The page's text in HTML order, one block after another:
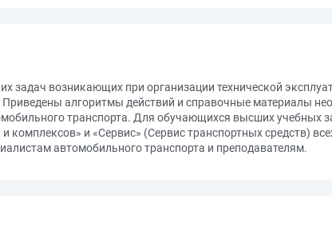
задач возникающих при организации технической
алгоритмы действий и справочные материалы
транспорта. Для обучающихся высших учебных
комплексов» и «Сервис» (Сервис транспортных средств)
автомобильного транспорта и преподавателям.